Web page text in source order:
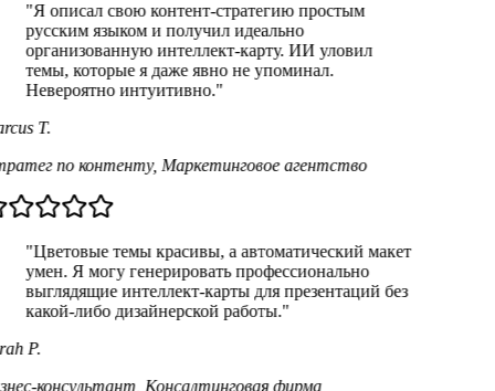
"Я описал свою контент-стратегию простым
русским языком и получил идеально
организованную интеллект-карту. ИИ уловил
темы, которые я даже явно не упоминал.
Невероятно интуитивно."
T.
по контенту, Маркетинговое агентство
"Цветовые темы красивы, а автоматический макет
умен. Я могу генерировать профессионально
выглядящие интеллект-карты для презентаций без
какой-либо дизайнерской работы."
P.
консультант, Консалтинговая фирма